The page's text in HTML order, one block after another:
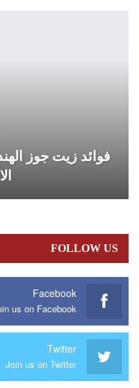
فوائد زيت جوز
FOLLOW US
Facebook
us on Facebook
Twitter
Join us on Twitter